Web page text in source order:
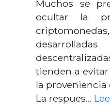
Muchos se
ocultar la
tienden a
la
La respues…